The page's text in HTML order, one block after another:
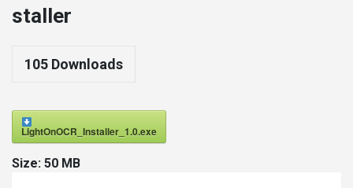
staller
105 Downloads
LightOnOCR_Installer_1.0.exe
Size: 50 MB